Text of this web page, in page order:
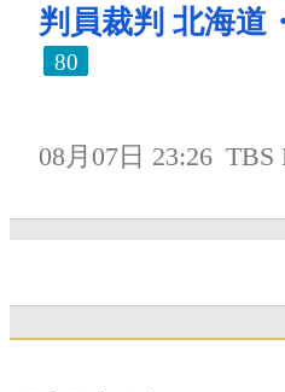
判員裁判 北海道
80
08月07日 23:26 TBS